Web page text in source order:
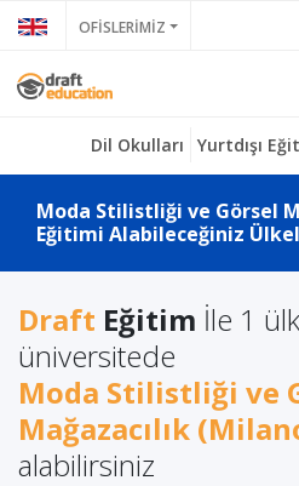
OFİSLERİMİZ
Dil Okulları Yurtdışı
Moda Stilistliği ve Görsel
Eğitimi Alabileceğiniz
Draft Eğitim İle 1
üniversitede
Moda Stilistliği ve
Mağazacılık
alabilirsiniz